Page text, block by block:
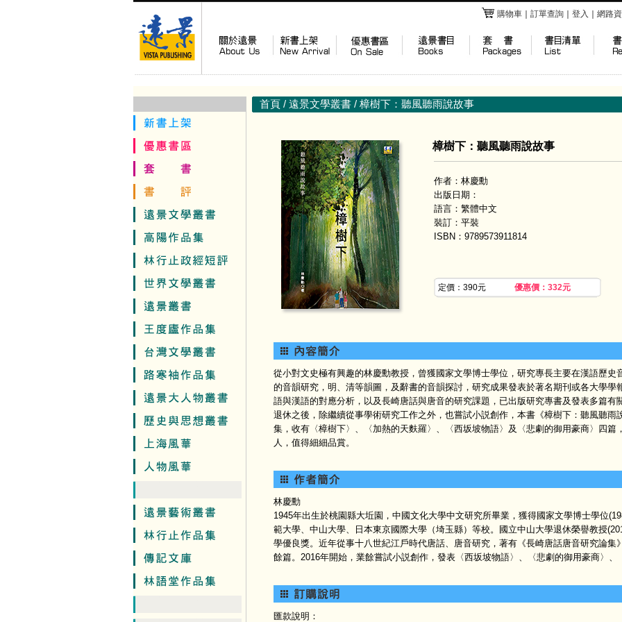
購物車 訂單查詢 登入 網路
首頁 / 遠景文學叢書 / 樟樹下：聽風聽雨說故事
樟樹下：聽風聽雨說故事
作者：林慶勳
出版日期：
語言：繁體中文
裝訂：平裝
ISBN：9789573911814
定價：390元 優惠價：332元
從小對文史極有興趣的林慶勳教授，曾獲國家文學博士學位，研究專長主要在漢語歷史
的音韻研究，明、清等韻圖，及辭書的音韻探討，研究成果發表於著名期刊或各大學學
語與漢語的對應分析，以及長崎唐話與唐音的研究課題，已出版研究專書及發表多篇有
退休之後，除繼續從事學術研究工作之外，也嘗試小説創作，本書《樟樹下：聽風聽雨
集，收有〈樟樹下〉、〈加熱的天麩羅〉、〈西坂坡物語〉及〈悲劇的御用豪商〉四篇
人，值得細細品賞。
林慶勳
1945年出生於桃園縣大坵園，中國文化大學中文研究所畢業，獲得國家文學博士學位
範大學、中山大學、日本東京國際大學（埼玉縣）等校。國立中山大學退休榮譽教授
學優良獎。近年從事十八世紀江戶時代唐話、唐音研究，著有《長崎唐話唐音研究論集
餘篇。2016年開始，業餘嘗試小説創作，發表〈西坂坡物語〉、〈悲劇的御用豪商〉、
匯款說明：